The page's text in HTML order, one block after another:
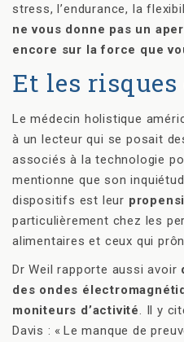
stress, l’endurance, la
ne vous donne pas un
encore sur la force que
Et les
Le médecin holistique
à un lecteur qui se posait
associés à la technologie
mentionne que son
dispositifs est leur
particulièrement chez les
alimentaires et ceux qui
Dr Weil rapporte aussi avoir
des ondes
moniteurs d’activité. Il y
Davis : « Le manque de